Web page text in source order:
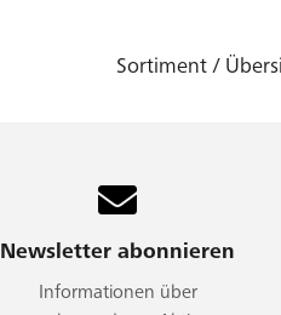
Sortiment /
Newsletter abonnieren
Informationen über